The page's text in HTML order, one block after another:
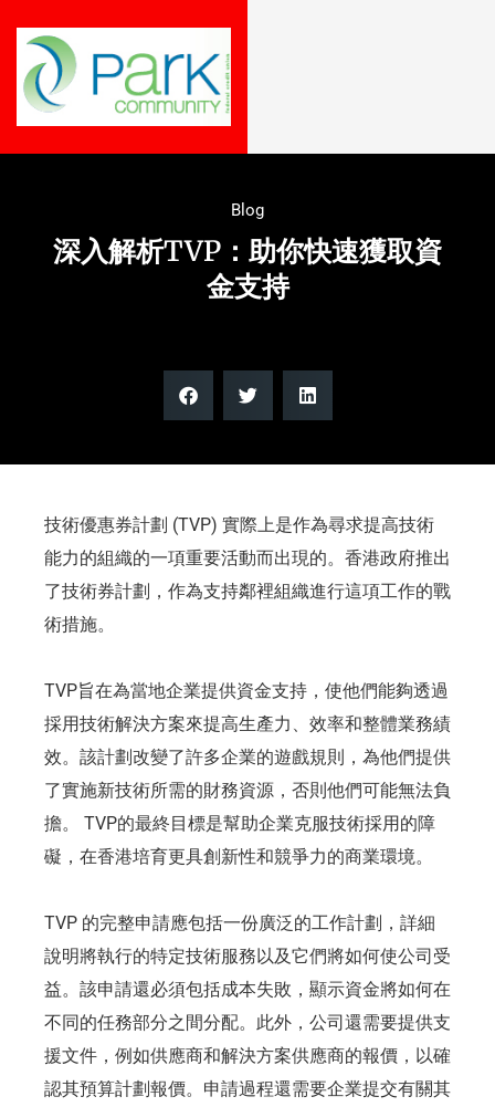
Blog
深入解析TVP：助你快速獲取資
金支持
技術優惠券計劃 (TVP) 實際上是作為尋求提高技術
能力的組織的一項重要活動而出現的。香港政府推出
了技術券計劃，作為支持鄰裡組織進行這項工作的戰
術措施。
TVP旨在為當地企業提供資金支持，使他們能夠透過
採用技術解決方案來提高生產力、效率和整體業務績
效。該計劃改變了許多企業的遊戲規則，為他們提供
了實施新技術所需的財務資源，否則他們可能無法負
擔。 TVP的最終目標是幫助企業克服技術採用的障
礙，在香港培育更具創新性和競爭力的商業環境。
TVP 的完整申請應包括一份廣泛的工作計劃，詳細
說明將執行的特定技術服務以及它們將如何使公司受
益。該申請還必須包括成本失敗，顯示資金將如何在
不同的任務部分之間分配。此外，公司還需要提供支
援文件，例如供應商和解決方案供應商的報價，以確
認其預算計劃報價。申請過程還需要企業提交有關其